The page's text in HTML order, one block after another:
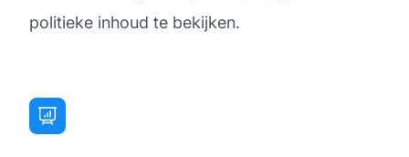
politieke inhoud te bekijken.